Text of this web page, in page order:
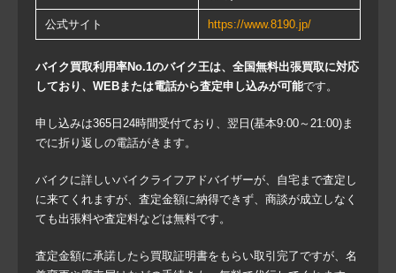
公式サイト https://www.8190.jp/
バイク買取利用率No.1のバイク王は、全国無料出張買取に対応
しており、WEBまたは電話から査定申し込みが可能です。
申し込みは365日24時間受付ており、翌日(基本9:00～21:00)ま
でに折り返しの電話がきます。
バイクに詳しいバイクライフアドバイザーが、自宅まで査定し
に来てくれますが、査定金額に納得できず、商談が成立しなく
ても出張料や査定料などは無料です。
査定金額に承諾したら買取証明書をもらい取引完了ですが、名